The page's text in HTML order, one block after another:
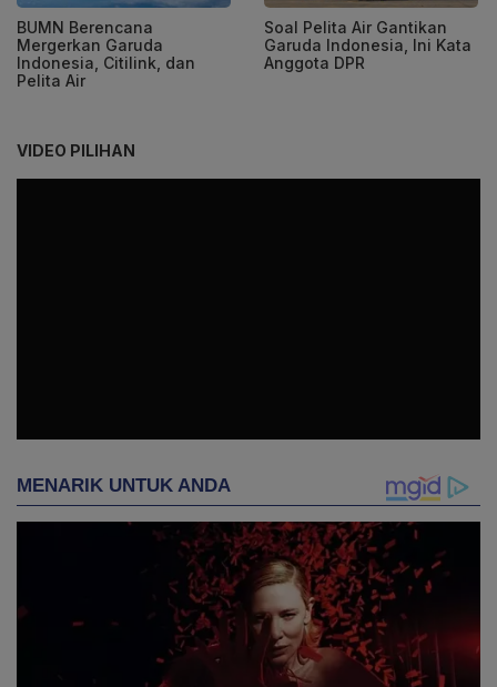
BUMN Berencana
Mergerkan Garuda
Indonesia, Citilink, dan
Pelita Air
Soal Pelita Air Gantikan
Garuda Indonesia, Ini Kata
Anggota DPR
VIDEO PILIHAN